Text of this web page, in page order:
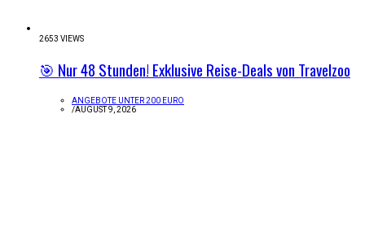
2653 VIEWS
🎯 Nur 48 Stunden! Exklusive Reise-Deals von Travelzoo
ANGEBOTE UNTER 200 EURO
/AUGUST 9, 2026